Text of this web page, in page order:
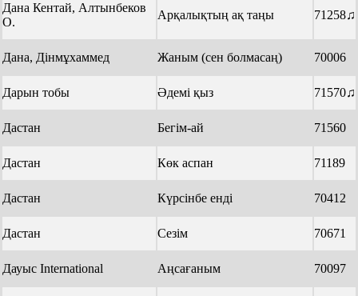
Дана Кентай, Алтынбеков
О.
Арқалықтың ақ таңы 71258♫
Дана, Дiнмұхаммед Жаным (сен болмасаң) 70006
Дарын тобы Әдемі қыз 71570♫
Дастан Бегім-ай 71560
Дастан Көк аспан 71189
Дастан Күрсінбе енді 70412
Дастан Сезім 70671
Дауыс International Аңсағаным 70097